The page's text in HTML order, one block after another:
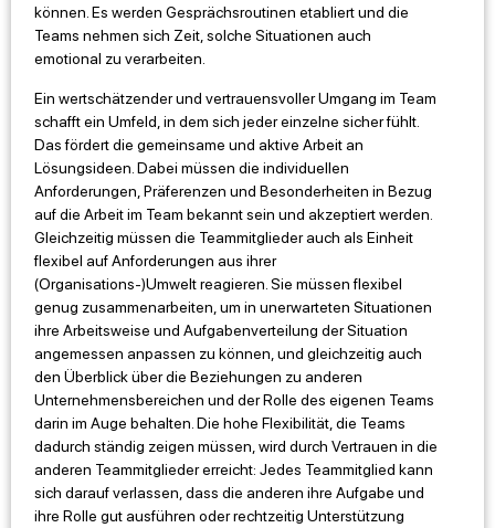
können. Es werden Gesprächsroutinen etabliert und die
Teams nehmen sich Zeit, solche Situationen auch
emotional zu verarbeiten.
Ein wertschätzender und vertrauensvoller Umgang im Team
schafft ein Umfeld, in dem sich jeder einzelne sicher fühlt.
Das fördert die gemeinsame und aktive Arbeit an
Lösungsideen. Dabei müssen die individuellen
Anforderungen, Präferenzen und Besonderheiten in Bezug
auf die Arbeit im Team bekannt sein und akzeptiert werden.
Gleichzeitig müssen die Teammitglieder auch als Einheit
flexibel auf Anforderungen aus ihrer
(Organisations-)Umwelt reagieren. Sie müssen flexibel
genug zusammenarbeiten, um in unerwarteten Situationen
ihre Arbeitsweise und Aufgabenverteilung der Situation
angemessen anpassen zu können, und gleichzeitig auch
den Überblick über die Beziehungen zu anderen
Unternehmensbereichen und der Rolle des eigenen Teams
darin im Auge behalten. Die hohe Flexibilität, die Teams
dadurch ständig zeigen müssen, wird durch Vertrauen in die
anderen Teammitglieder erreicht: Jedes Teammitglied kann
sich darauf verlassen, dass die anderen ihre Aufgabe und
ihre Rolle gut ausführen oder rechtzeitig Unterstützung